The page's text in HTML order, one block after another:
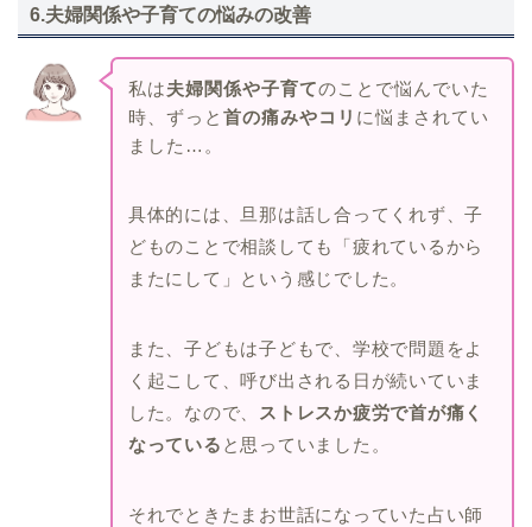
6.夫婦関係や子育ての悩みの改善
私は夫婦関係や子育てのことで悩んでいた
時、ずっと 首の痛みやコリ に悩まされてい
ました…。
具体的には、旦那は話し合ってくれず、子
どものことで相談しても「疲れているから
またにして」という感じでした。
また、子どもは子どもで、学校で問題をよ
く起こして、呼び出される日が続いていま
した。なので、
ストレスか疲労で首が痛く
なっている と思っていました。
それでときたまお世話になっていた占い師